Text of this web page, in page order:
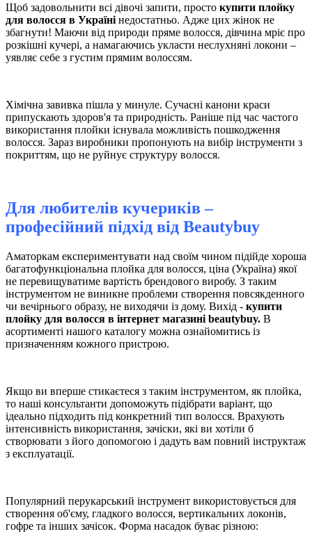
Щоб задовольнити всі дівочі запити, просто купити плойку
для волосся в Україні недостатньо. Адже цих жінок не
збагнути! Маючи від природи пряме волосся, дівчина мріє про
розкішні кучері, а намагаючись укласти неслухняні локони –
уявляє себе з густим прямим волоссям.
Хімічна завивка пішла у минуле. Сучасні канони краси
припускають здоров'я та природність. Раніше під час частого
використання плойки існувала можливість пошкодження
волосся. Зараз виробники пропонують на вибір інструменти з
покриттям, що не руйнує структуру волосся.
Для любителів кучериків –
професійний підхід від Вeautybuy
Аматоркам експериментувати над своїм чином підійде хороша
багатофункціональна плойка для волосся, ціна (Україна) якої
не перевищуватиме вартість брендового виробу. З таким
інструментом не виникне проблеми створення повсякденного
чи вечірнього образу, не виходячи із дому. Вихід - купити
плойку для волосся в інтернет магазині beautybuy. В
асортименті нашого каталогу можна ознайомитись із
призначенням кожного пристрою.
Якщо ви вперше стикаєтеся з таким інструментом, як плойка,
то наші консультанти допоможуть підібрати варіант, що
ідеально підходить під конкретний тип волосся. Врахують
інтенсивність використання, зачіски, які ви хотіли б
створювати з його допомогою і дадуть вам повний інструктаж
з експлуатації.
Популярний перукарський інструмент використовується для
створення об'єму, гладкого волосся, вертикальних локонів,
гофре та інших зачісок. Форма насадок буває різною: